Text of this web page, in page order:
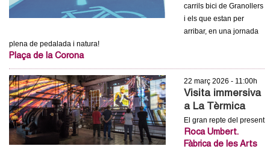
r
d
e
c
e
r
c
a
carrils bici de Granollers
i els que estan per
arribar, en una jornada
plena de pedalada i natura!
Plaça de la Corona
22 març 2026 - 11:00h
Visita immersiva
a La Tèrmica
El gran repte del present
Roca Umbert.
Fàbrica de les Arts